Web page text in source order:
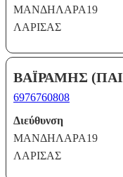
ΜΑΝΔΗΛΑΡΑ19
ΛΑΡΙΣΑΣ
ΒΑΪΡΑΜΗΣ
6976760808
Διεύθυνση
ΜΑΝΔΗΛΑΡΑ19
ΛΑΡΙΣΑΣ